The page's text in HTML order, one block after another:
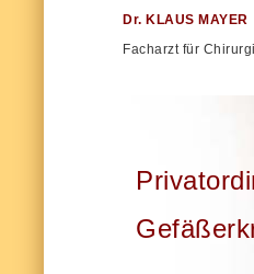
Dr. KLAUS MAYER
Facharzt für